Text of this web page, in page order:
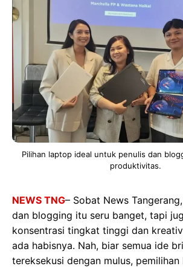
Pilihan laptop ideal untuk penulis dan
produktivitas.
NEWS TNG– Sobat News
dan blogging itu seru banget, tapi
konsentrasi tingkat tinggi dan
ada habisnya. Nah, biar semua ide
tereksekusi dengan mulus,